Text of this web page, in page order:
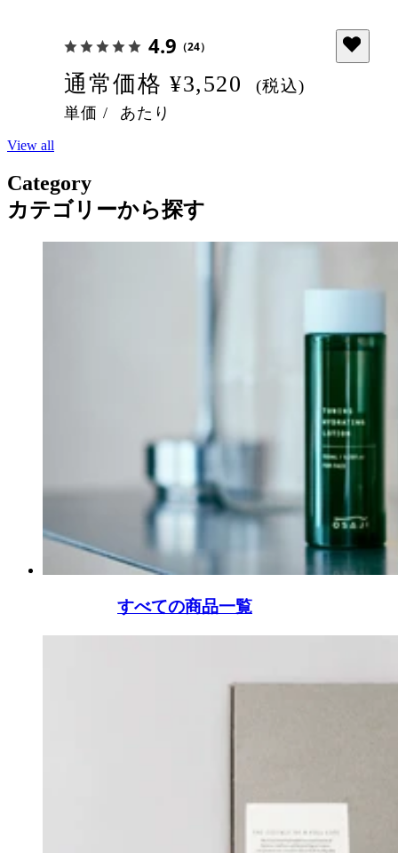
4.9 （24）
通常価格 ¥3,520 (税込)
単価 / あたり
View all
Category
カテゴリーから探す
すべての商品一覧